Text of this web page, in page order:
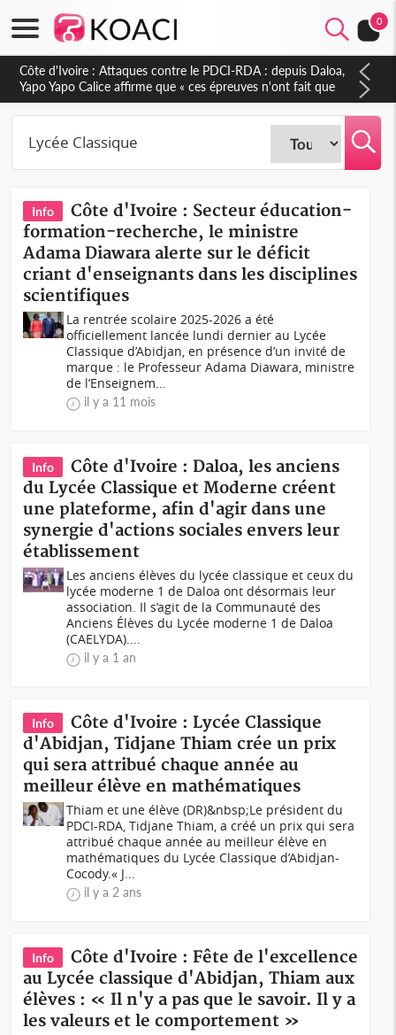
0
Côte d'Ivoire : Le Colonel-Major Fofié Kouakou est décédé,
l'armée perd une figure de la 2e Région militaire
Info
Côte d'Ivoire : Secteur éducation-
formation-recherche, le ministre
Adama Diawara alerte sur le déficit
criant d'enseignants dans les disciplines
scientifiques
La rentrée scolaire 2025-2026 a été
officiellement lancée lundi dernier au Lycée
Classique d’Abidjan, en présence d’un invité de
marque : le Professeur Adama Diawara, ministre
de l’Enseignem...
il y a 11 mois
Info
Côte d'Ivoire : Daloa, les anciens
du Lycée Classique et Moderne créent
une plateforme, afin d'agir dans une
synergie d'actions sociales envers leur
établissement
Les anciens élèves du lycée classique et ceux du
lycée moderne 1 de Daloa ont désormais leur
association. Il s’agit de la Communauté des
Anciens Élèves du Lycée moderne 1 de Daloa
(CAELYDA)....
il y a 1 an
Info
Côte d'Ivoire : Lycée Classique
d'Abidjan, Tidjane Thiam crée un prix
qui sera attribué chaque année au
meilleur élève en mathématiques
Thiam et une élève (DR)&nbsp;Le président du
PDCI-RDA, Tidjane Thiam, a créé un prix qui sera
attribué chaque année au meilleur élève en
mathématiques du Lycée Classique d’Abidjan-
Cocody.« J...
il y a 2 ans
Info
Côte d'Ivoire : Fête de l'excellence
au Lycée classique d'Abidjan, Thiam aux
élèves : « Il n'y a pas que le savoir. Il y a
les valeurs et le comportement »